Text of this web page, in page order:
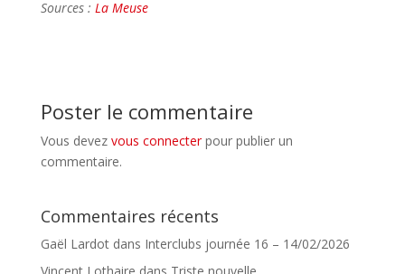
Sources : La Meuse
Poster le commentaire
Vous devez vous connecterpour publier un
commentaire.
Commentaires récents
Gaël Lardotdans Interclubs journée 16 – 14/02/2026